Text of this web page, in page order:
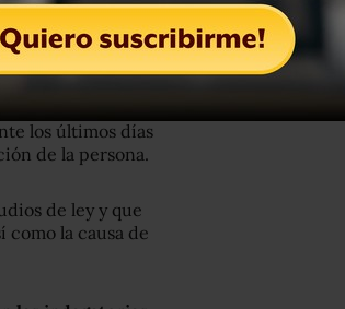
de Luna Guarneros,
los últimos días
de la persona.
de ley y que
la causa de